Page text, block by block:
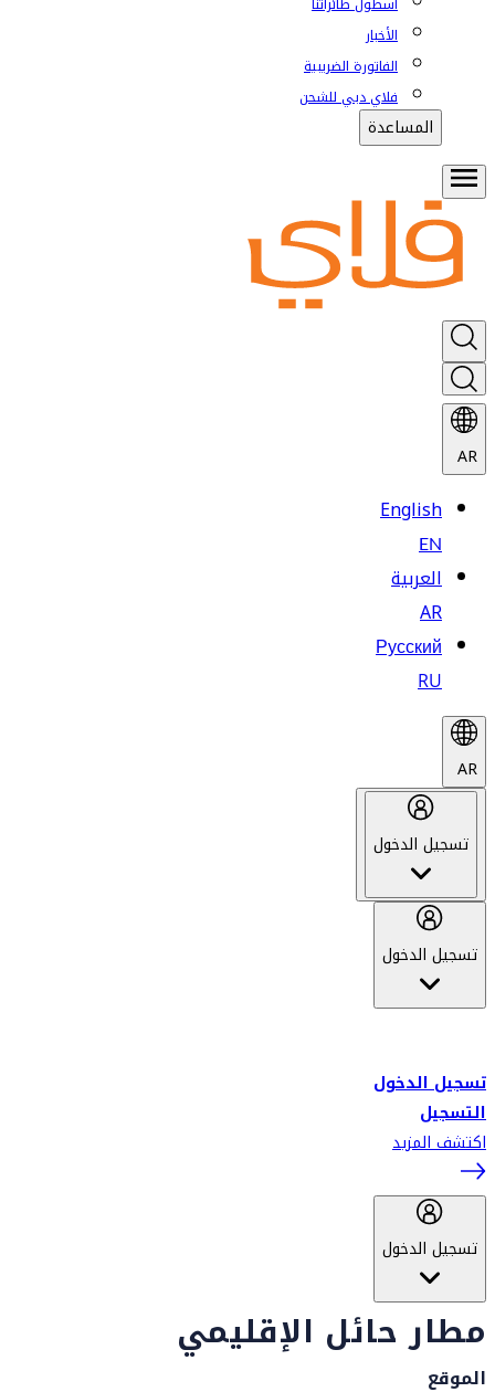
الأخبار
الفاتورة الضريبية
فلاي دبي للشحن
المساعدة
AR
English
EN
العربية
AR
Русский
RU
AR
تسجيل الدخول
تسجيل الدخول
تسجيل الدخول
التسجيل
اكتشف المزيد
تسجيل الدخول
مطار حائل الإقليمي
الموقع